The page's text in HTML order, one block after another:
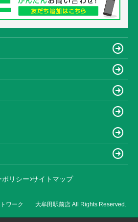
リシー サイトマップ
トワーク 大牟田駅前店 All Rights Reserved.